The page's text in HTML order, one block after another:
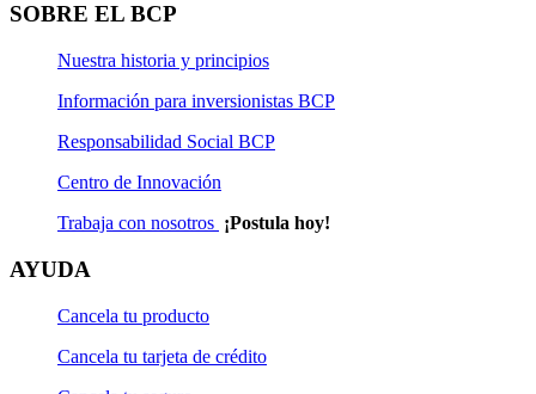
SOBRE EL BCP
Nuestra historia y principios
Información para inversionistas BCP
Responsabilidad Social BCP
Centro de Innovación
Trabaja con nosotros ¡Postula hoy!
AYUDA
Cancela tu producto
Cancela tu tarjeta de crédito